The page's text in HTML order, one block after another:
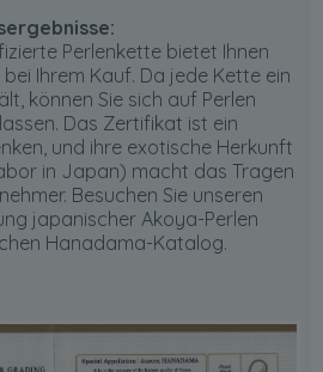
Perlenkette bietet Ihnen
Ihrem Kauf. Da jede Kette ein
können Sie sich auf Perlen
Das Zertifikat ist ein
und ihre exotische Herkunft
in Japan) macht das Tragen
Besuchen Sie unseren
japanischer Akoya-Perlen
Hanadama-Katalog.